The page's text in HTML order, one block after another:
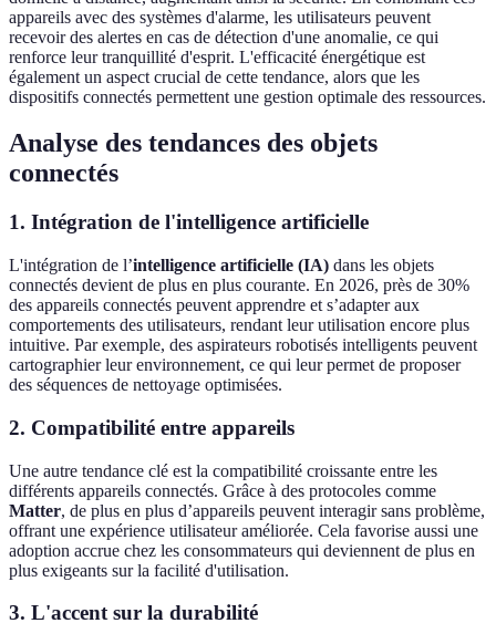
appareils avec des systèmes d'alarme, les utilisateurs peuvent
recevoir des alertes en cas de détection d'une anomalie, ce qui
renforce leur tranquillité d'esprit. L'efficacité énergétique est
également un aspect crucial de cette tendance, alors que les
dispositifs connectés permettent une gestion optimale des ressources.
Analyse des tendances des objets
connectés
1. Intégration de l'intelligence artificielle
L'intégration de l’intelligence artificielle (IA) dans les objets
connectés devient de plus en plus courante. En 2026, près de 30%
des appareils connectés peuvent apprendre et s’adapter aux
comportements des utilisateurs, rendant leur utilisation encore plus
intuitive. Par exemple, des aspirateurs robotisés intelligents peuvent
cartographier leur environnement, ce qui leur permet de proposer
des séquences de nettoyage optimisées.
2. Compatibilité entre appareils
Une autre tendance clé est la compatibilité croissante entre les
différents appareils connectés. Grâce à des protocoles comme
Matter, de plus en plus d’appareils peuvent interagir sans problème,
offrant une expérience utilisateur améliorée. Cela favorise aussi une
adoption accrue chez les consommateurs qui deviennent de plus en
plus exigeants sur la facilité d'utilisation.
3. L'accent sur la durabilité